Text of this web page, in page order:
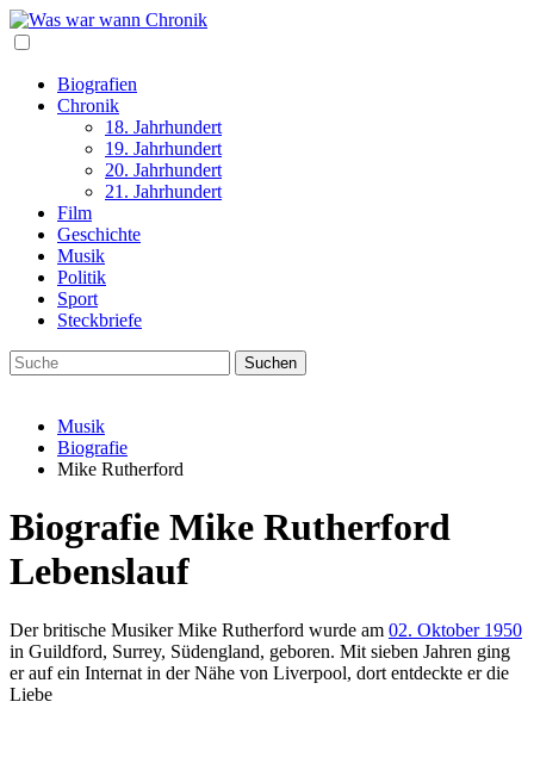
Biografien
Chronik
18. Jahrhundert
19. Jahrhundert
20. Jahrhundert
21. Jahrhundert
Film
Geschichte
Musik
Politik
Sport
Steckbriefe
Musik
Biografie
Mike Rutherford
Biografie Mike Rutherford
Lebenslauf
Der britische Musiker Mike Rutherford wurde am 02. Oktober 1950
in Guildford, Surrey, Südengland, geboren. Mit sieben Jahren ging
er auf ein Internat in der Nähe von Liverpool, dort entdeckte er die
Liebe